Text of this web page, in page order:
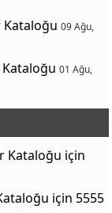
Kataloğu 09 Ağu,
01 Ağu,
Kataloğu için
için 5555